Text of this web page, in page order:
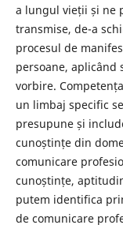
a lungul vieții și ne
transmise, de-a
procesul de
persoane, aplicând
vorbire.
un limbaj specific
presupune și
cunoștințe din
comunicare
cunoștințe,
putem identifica
de comunicare